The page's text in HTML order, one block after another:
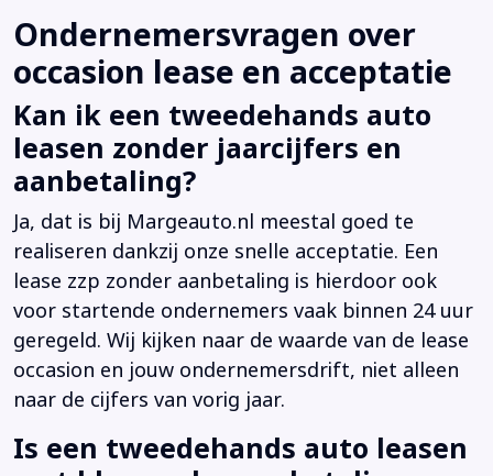
Ondernemersvragen over
occasion lease en acceptatie
Kan ik een tweedehands auto
leasen zonder jaarcijfers en
aanbetaling?
Ja, dat is bij Margeauto.nl meestal goed te
realiseren dankzij onze snelle acceptatie. Een
lease zzp zonder aanbetaling is hierdoor ook
voor startende ondernemers vaak binnen 24 uur
geregeld. Wij kijken naar de waarde van de lease
occasion en jouw ondernemersdrift, niet alleen
naar de cijfers van vorig jaar.
Is een tweedehands auto leasen